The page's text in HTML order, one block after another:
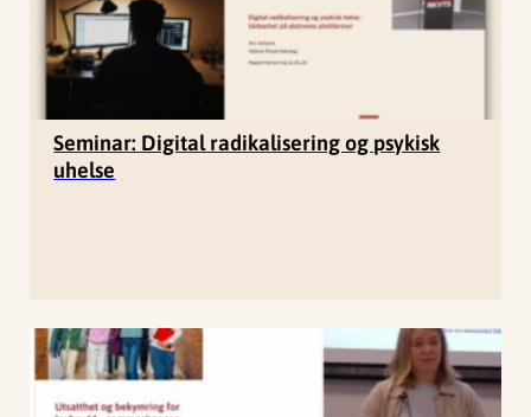
Seminar: Digital radikalisering og psykisk
uhelse